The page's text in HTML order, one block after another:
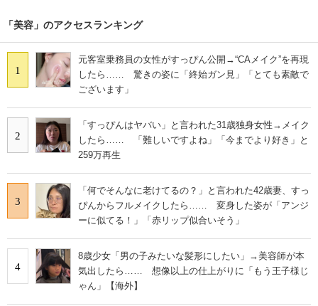
「美容」のアクセスランキング
1
元客室乗務員の女性がすっぴん公開→“CAメイク”を再現
したら…… 驚きの姿に「終始ガン見」「とても素敵で
ございます」
2
「すっぴんはヤバい」と言われた31歳独身女性→メイク
したら…… 「難しいですよね」「今までより好き」と
259万再生
3
「何でそんなに老けてるの？」と言われた42歳妻、すっ
ぴんからフルメイクしたら…… 変身した姿が「アンジ
ーに似てる！」「赤リップ似合いそう」
4
8歳少女「男の子みたいな髪形にしたい」→美容師が本
気出したら…… 想像以上の仕上がりに「もう王子様じ
ゃん」【海外】